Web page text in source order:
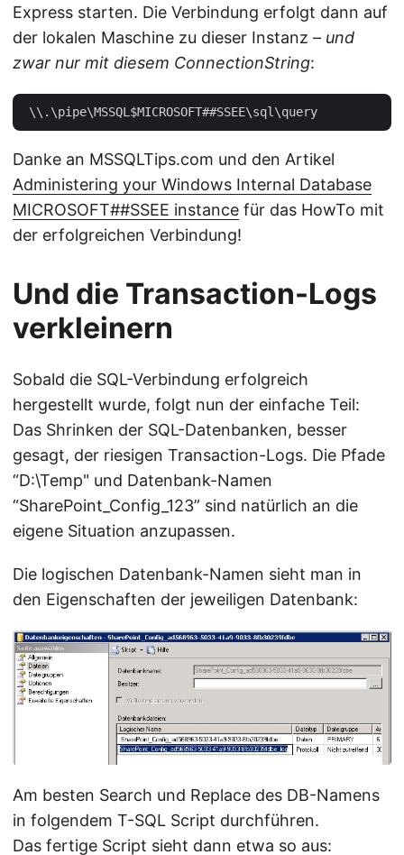
Express starten. Die Verbindung erfolgt dann auf
der lokalen Maschine zu dieser Instanz – und
zwar nur mit diesem ConnectionString:
Danke an MSSQLTips.com und den Artikel
Administering your Windows Internal Database
MICROSOFT##SSEE instance für das HowTo mit
der erfolgreichen Verbindung!
Und die Transaction-Logs
verkleinern
Sobald die SQL-Verbindung erfolgreich
hergestellt wurde, folgt nun der einfache Teil:
Das Shrinken der SQL-Datenbanken, besser
gesagt, der riesigen Transaction-Logs. Die Pfade
“D:\Temp" und Datenbank-Namen
“SharePoint_Config_123” sind natürlich an die
eigene Situation anzupassen.
Die logischen Datenbank-Namen sieht man in
den Eigenschaften der jeweiligen Datenbank:
Am besten Search und Replace des DB-Namens
in folgendem T-SQL Script durchführen.
Das fertige Script sieht dann etwa so aus: